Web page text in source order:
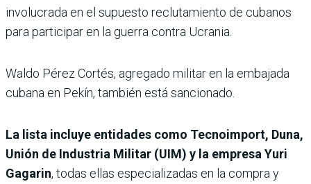
involucrada en el supuesto reclutamiento de cubanos
para participar en la guerra contra Ucrania.
Waldo Pérez Cortés, agregado militar en la embajada
cubana en Pekín, también está sancionado.
La lista incluye entidades como Tecnoimport, Duna,
Unión de Industria Militar (UIM) y la empresa Yuri
Gagarin, todas ellas especializadas en la compra y